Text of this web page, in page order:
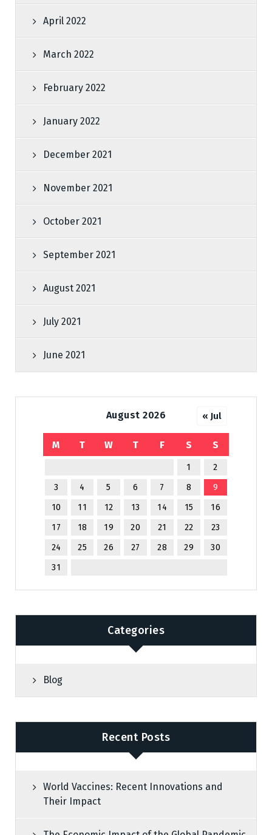
April 2022
March 2022
February 2022
January 2022
December 2021
November 2021
October 2021
September 2021
August 2021
July 2021
June 2021
August 2026
M T W T F S S
1
2
3
4 5 6 7 8
9
10
11 12 13 14 15
16
17
18 19 20 21 22
23
24
25 26 27 28 29
30
31
« Jul
Categories
Blog
Recent Posts
World Vaccines: Recent Innovations and
Their Impact